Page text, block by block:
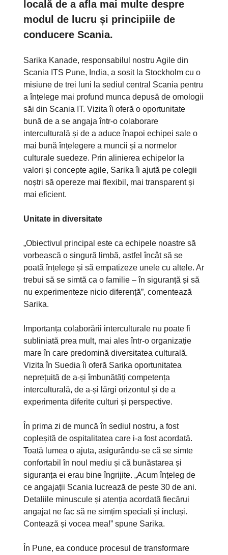
locală de a afla mai multe despre
modul de lucru și principiile de
conducere Scania.
Sarika Kanade, responsabilul nostru Agile din
Scania ITS Pune, India, a sosit la Stockholm cu o
misiune de trei luni la sediul central Scania pentru
a înțelege mai profund munca depusă de omologii
săi din Scania IT. Vizita îi oferă o oportunitate
bună de a se angaja într-o colaborare
interculturală și de a aduce înapoi echipei sale o
mai bună înțelegere a muncii și a normelor
culturale suedeze. Prin alinierea echipelor la
valori și concepte agile, Sarika îi ajută pe colegii
noștri să opereze mai flexibil, mai transparent și
mai eficient.
Unitate in diversitate
„Obiectivul principal este ca echipele noastre să
vorbească o singură limbă, astfel încât să se
poată înțelege și să empatizeze unele cu altele. Ar
trebui să se simtă ca o familie – în siguranță și să
nu experimenteze nicio diferență”, comentează
Sarika.
Importanța colaborării interculturale nu poate fi
subliniată prea mult, mai ales într-o organizație
mare în care predomină diversitatea culturală.
Vizita în Suedia îi oferă Sarika oportunitatea
neprețuită de a-și îmbunătăți competența
interculturală, de a-și lărgi orizontul și de a
experimenta diferite culturi și perspective.
În prima zi de muncă în sediul nostru, a fost
copleșită de ospitalitatea care i-a fost acordată.
Toată lumea o ajuta, asigurându-se că se simte
confortabil în noul mediu și că bunăstarea și
siguranța ei erau bine îngrijite. „Acum înțeleg de
ce angajații Scania lucrează de peste 30 de ani.
Detaliile minuscule și atenția acordată fiecărui
angajat ne fac să ne simțim speciali și incluși.
Contează și vocea mea!” spune Sarika.
În Pune, ea conduce procesul de transformare